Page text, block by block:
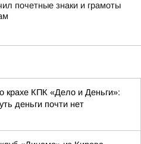
почетные знаки и грамоты
крахе КПК «Дело и Деньги»:
деньги почти нет